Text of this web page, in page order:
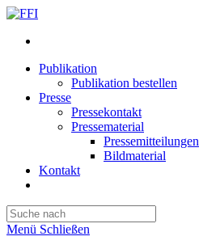
Publikation
Publikation bestellen
Presse
Pressekontakt
Pressematerial
Pressemitteilungen
Bildmaterial
Kontakt
umschalten
Escape
Menü Schließen